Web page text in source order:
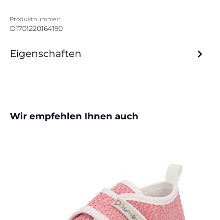
Produktnummer:
D1701220164190
Eigenschaften
Produktgalerie überspringen
Wir empfehlen Ihnen auch